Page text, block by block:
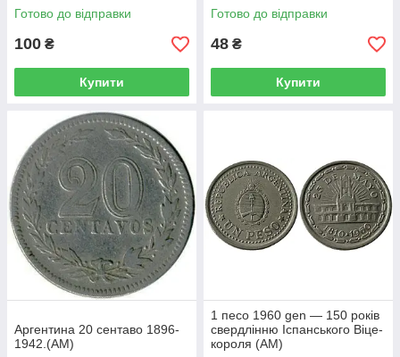
Готово до відправки
100 ₴
Купити
Готово до відправки
48 ₴
Купити
Аргентина 20 сентаво 1896-
1942.(АМ)
1 песо 1960 gen — 150 років
свердлінню Іспанського Віце-
короля (АМ)